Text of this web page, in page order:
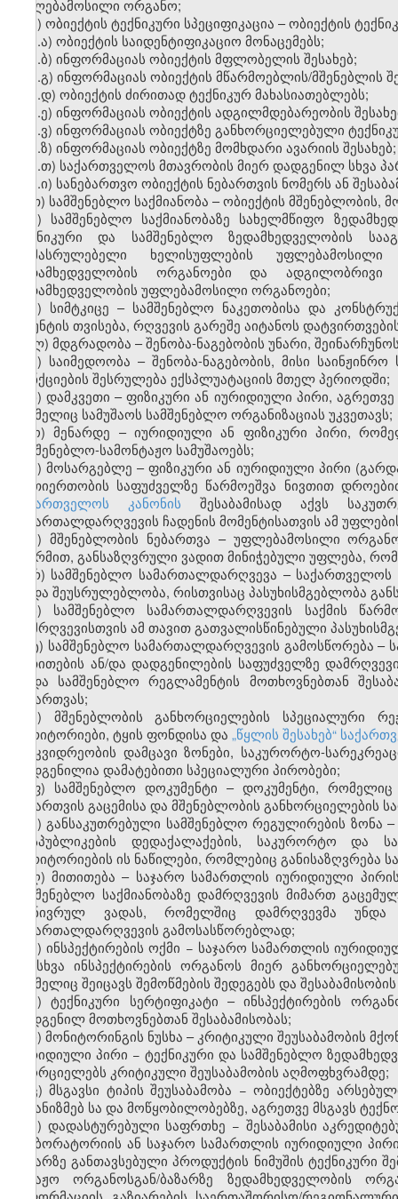
უფლებამოსილი ორგანო;
ზ) ობიექტის ტექნიკური სპეციფიკაცია – ობიექტის
ზ.ა) ობიექტის საიდენტიფიკაციო მონაცემებს;
ზ.ბ) ინფორმაციას ობიექტის მფლობელის შესახებ;
ზ.გ) ინფორმაციას ობიექტის მწარმოებლის/მშენებლის
ზ.დ) ობიექტის ძირითად ტექნიკურ მახასიათებლებს;
ზ.ე) ინფორმაციას ობიექტის ადგილმდებარეობის
ზ.ვ) ინფორმაციას ობიექტზე განხორციელებული
ზ.ზ) ინფორმაციას ობიექტზე მომხდარი ავარიის შესახებ;
ზ.თ) საქართველოს მთავრობის მიერ დადგენილ სხვა
ზ.ი) სანებართვო ობიექტის ნებართვის ნომერს ან
თ) სამშენებლო საქმიანობა – ობიექტის მშენებლობის,
ი) სამშენებლო საქმიანობაზე სახელმწიფო
ტექნიკური და სამშენებლო ზედამხედველობის
აღმასრულებელი ხელისუფლების უფლებამოსილი
ზედამხედველობის ორგანოები და ადგილობრივი
ზედამხედველობის უფლებამოსილი ორგანოები;
კ) სიმტკიცე – სამშენებლო ნაკეთობისა და
გრუნტის თვისება, რღვევის გარეშე აიტანოს
ლ) მდგრადობა – შენობა-ნაგებობის უნარი,
მ) საიმედოობა – შენობა-ნაგებობის, მისი
ფუნქციების შესრულება ექსპლუატაციის მთელ პერიოდში;
ნ) დამკვეთი – ფიზიკური ან იურიდიული პირი,
რომელიც სამუშაოს სამშენებლო ორგანიზაციას უკვეთავს;
ო) მენარდე – იურიდიული ან ფიზიკური პირი,
სამშენებლო-სამონტაჟო სამუშაოებს;
პ) მოსარგებლე – ფიზიკური ან იურიდიული პირი
ურთიერთობის საფუძველზე წარმოეშვა ნივთით
საქართველოს კანონის შესაბამისად აქვს
სამართალდარღვევის ჩადენის მომენტისათვის ამ
ჟ) მშენებლობის ნებართვა – უფლებამოსილი
ფორმით, განსაზღვრული ვადით მინიჭებული უფლება,
რ) სამშენებლო სამართალდარღვევა –
ან/და შეუსრულებლობა, რისთვისაც პასუხისმგებლობა
ს) სამშენებლო სამართალდარღვევის საქმის
დამრღვევისთვის ამ თავით გათვალისწინებული
ტ) სამშენებლო სამართალდარღვევის გამოსწორება –
მითითების ან/და დადგენილების საფუძველზე
ან/და სამშენებლო რეგლამენტის მოთხოვნებთან
ნებართვას;
უ) მშენებლობის განხორციელების სპეციალური
ტერიტორიები, ტყის ფონდისა და „წყლის შესახებ“
მემკვიდრეობის დამცავი ზონები, საკურორტო-
დადგენილია დამატებითი სპეციალური პირობები;
ფ) სამშენებლო დოკუმენტი – დოკუმენტი,
ნებართვის გაცემისა და მშენებლობის განხორციელების
ქ) განსაკუთრებული სამშენებლო რეგულირების
რესპუბლიკების დედაქალაქების, საკურორტო და
ტერიტორიების ის ნაწილები, რომლებიც
ღ) მითითება – საჯარო სამართლის იურიდიული
სამშენებლო საქმიანობაზე დამრღვევის მიმართ
გონივრულ ვადას, რომელშიც დამრღვევმა
სამართალდარღვევის გამოსასწორებლად;
ყ) ინსპექტირების ოქმი − საჯარო სამართლის
ან სხვა ინსპექტირების ორგანოს მიერ
რომელიც შეიცავს შემოწმების შედეგებს და
შ) ტექნიკური სერტიფიკატი – ინსპექტირების
დადგენილ მოთხოვნებთან შესაბამისობას;
ჩ) მონიტორინგის ნუსხა – კრიტიკული შეუსაბამობის
იურიდიული პირი − ტექნიკური და სამშენებლო
ახორციელებს კრიტიკული შეუსაბამობის აღმოფხვრამდე;
ც) მსგავსი ტიპის შეუსაბამობა − ობიექტებზე
მექანიზმებ სა და მოწყობილობებზე, აგრეთვე მსგავს
ძ) დადასტურებული საფრთხე − შესაბამისი
ლაბორატორიის ან საჯარო სამართლის იურიდიული
ბაზარზე განთავსებული პროდუქტის ნიმუშის
საბაჟო ორგანოსგან/ბაზარზე ზედამხედველობის